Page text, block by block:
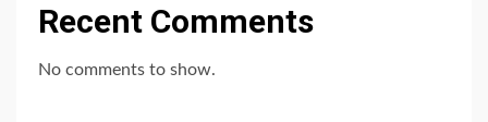
Recent Comments
No comments to show.